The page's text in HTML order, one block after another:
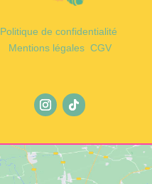
Politique de confidentialité
Mentions légales CGV